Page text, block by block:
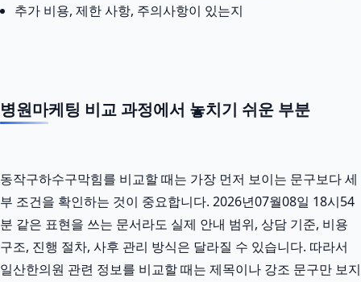
추가 비용, 제한 사항, 주의사항이 있는지
병원마케팅 비교 과정에서 놓치기 쉬운 부분
동작구하수구막힘를 비교할 때는 가장 먼저 보이는 문구보다 세
부 조건을 확인하는 것이 중요합니다. 2026년07월08일 18시54
분 같은 표현을 쓰는 문서라도 실제 안내 범위, 상담 기준, 비용
구조, 진행 절차, 사후 관리 방식은 달라질 수 있습니다. 따라서
일산한의원 관련 정보를 비교할 때는 제목이나 강조 문구만 보지